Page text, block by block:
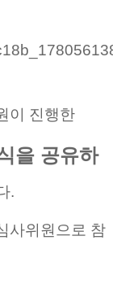
이 진행한
을 공유하
.
사위원으로 참